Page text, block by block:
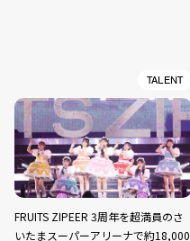
TALENT
FRUITS ZIPEER 3周年を超満員のさ
いたまスーパーアリーナで約18,000